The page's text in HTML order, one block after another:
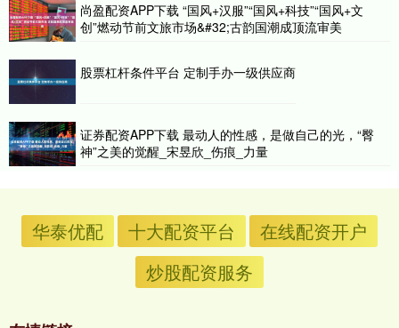
尚盈配资APP下载 “国风+汉服”“国风+科技”“国风+文
创”燃动节前文旅市场&#32;古韵国潮成顶流审美
股票杠杆条件平台 定制手办一级供应商
证券配资APP下载 最动人的性感，是做自己的光，“臀
神”之美的觉醒_宋昱欣_伤痕_力量
华泰优配 十大配资平台
在线配资开户
炒股配资服务